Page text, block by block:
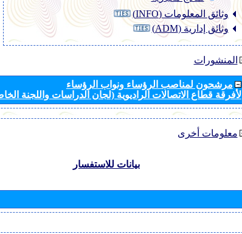
وثائق المعلومات (INFO)
وثائق إدارية (ADM)
المنشورات
مرشحون لمناصب الرؤساء ونواب الرؤساء
لأفرقة قطاع الاتصالات الراديوية (لجان الدراسات واللجنة
معلومات أخرى
بيانات للاستفسار